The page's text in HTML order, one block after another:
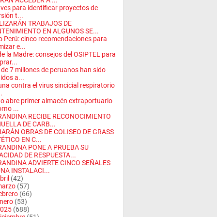
para identificar proyectos de
t...
TRABAJOS DE
EN ALGUNOS SE...
Perú: cinco recomendaciones para
e...
la Madre: consejos del OSIPTEL para
7 millones de peruanos han sido
a...
contra el virus sincicial respiratorio
abre primer almacén extraportuario
...
RECIBE RECONOCIMIENTO
DE CARB...
OBRAS DE COLISEO DE GRASS
EN C...
PONE A PRUEBA SU
DE RESPUESTA...
ADVIERTE CINCO SEÑALES
INSTALACI...
(42)
(57)
(66)
(53)
(688)